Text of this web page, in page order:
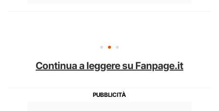
Continua a leggere su Fanpage.it